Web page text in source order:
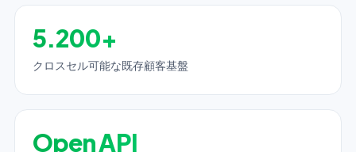
5.200+
クロスセル可能な既存顧客基盤
Open API